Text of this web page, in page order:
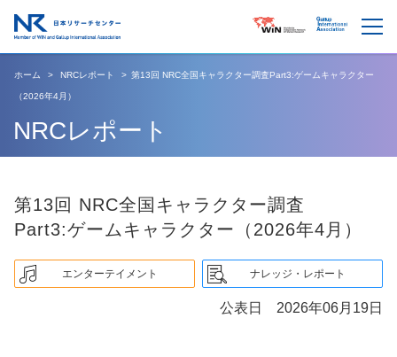
ホーム NRCレポート 第13回 NRC全国キャラクター調査Part3:ゲームキャラクター
（2026年4月）
NRCレポート
第13回 NRC全国キャラクター調査
Part3:ゲームキャラクター（2026年4月）
エンターテイメント ナレッジ・レポート
公表日 2026年06月19日